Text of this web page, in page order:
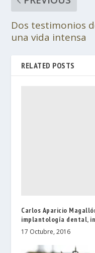
Dos testimonios
una vida intensa
RELATED POSTS
Carlos Aparicio
implantología dental,
17 Octubre, 2016